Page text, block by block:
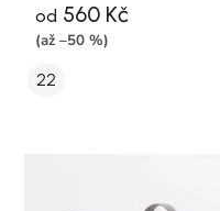
od 560 Kč
(až –50 %)
22